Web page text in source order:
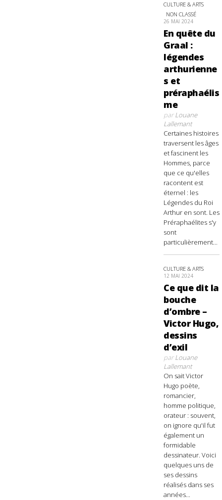
CULTURE & ARTS
NON CLASSÉ
26 MAI 2024
En quête du
Graal :
légendes
arthurienne
s et
préraphaélis
me
parLouane
Lallemant
Certaines histoires
traversent les âges
et fascinent les
Hommes, parce
que ce qu'elles
racontent est
éternel : les
Légendes du Roi
Arthur en sont. Les
Préraphaélites s'y
sont
particulièrement...
CULTURE & ARTS
12 MAI 2024
Ce que dit la
bouche
d’ombre –
Victor Hugo,
dessins
d’exil
parLouane
Lallemant
On sait Victor
Hugo poète,
romancier,
homme politique,
orateur : souvent,
on ignore qu'il fut
également un
formidable
dessinateur. Voici
quelques uns de
ses dessins
réalisés dans ses
années...